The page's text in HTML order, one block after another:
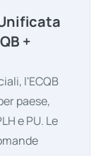
+
l'ECQB
paese,
e PU. Le